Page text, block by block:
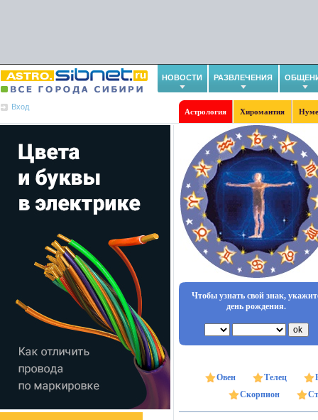
НОВОСТИ РАЗВЛЕЧЕНИЯ
Вход
Астрология Хиромантия
Чтобы узнать свой знак,
день рождения.
Овен Телец
Скорпион